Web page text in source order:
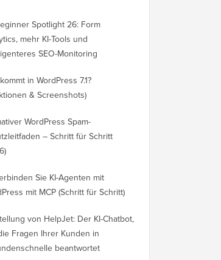
Spotlight 26: Form
mehr KI-Tools und
SEO-Monitoring
in WordPress 7.1?
& Screenshots)
WordPress Spam-
– Schritt für Schritt
Sie KI-Agenten mit
mit MCP (Schritt für Schritt)
von HelpJet: Der KI-Chatbot,
Fragen Ihrer Kunden in
beantwortet